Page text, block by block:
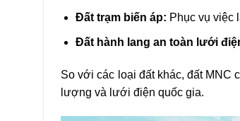
Đất trạm biến áp: Phục vụ việc
Đất hành lang an toàn lưới
So với các loại đất khác, đất MNC
lượng và lưới điện quốc gia.